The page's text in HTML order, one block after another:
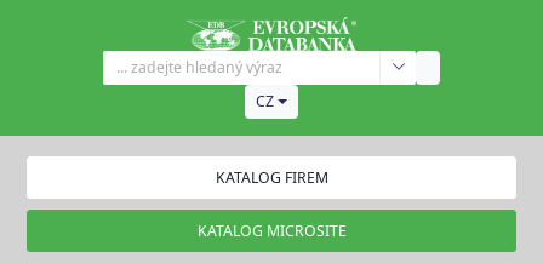
CZ
KATALOG FIREM
KATALOG MICROSITE